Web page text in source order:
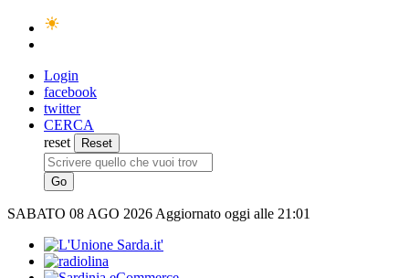
Login
facebook
twitter
CERCA
reset
SABATO 08 AGO 2026 Aggiornato oggi alle 21:01